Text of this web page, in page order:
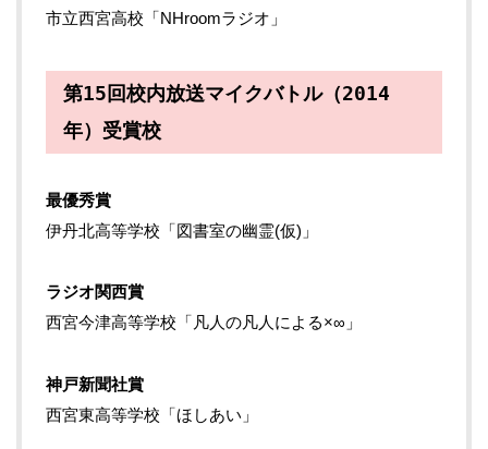
市立西宮高校「NHroomラジオ」
第15回校内放送マイクバトル（2014
年）受賞校
最優秀賞
伊丹北高等学校「図書室の幽霊(仮)」
ラジオ関西賞
西宮今津高等学校「凡人の凡人による×∞」
神戸新聞社賞
西宮東高等学校「ほしあい」